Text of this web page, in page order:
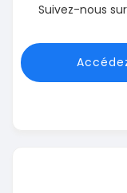
Suivez-nous